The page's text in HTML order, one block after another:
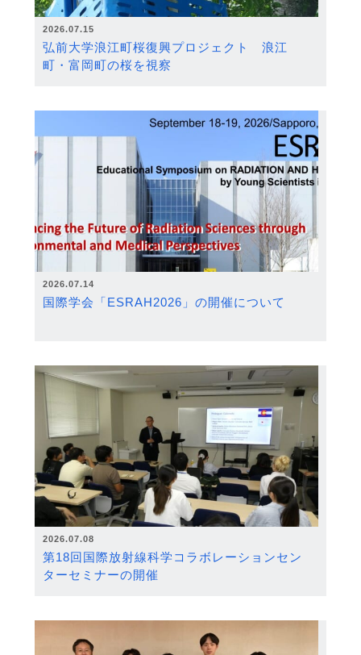
2026.07.15
弘前大学浪江町桜復興プロジェクト 浪江
町・富岡町の桜を視察
2026.07.14
国際学会「ESRAH2026」の開催について
2026.07.08
第18回国際放射線科学コラボレーションセン
ターセミナーの開催